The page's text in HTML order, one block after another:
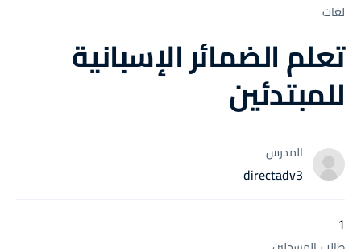
لغات
تعلم الضمائر الإسبانية
للمبتدئين
المدرس
directadv3
1